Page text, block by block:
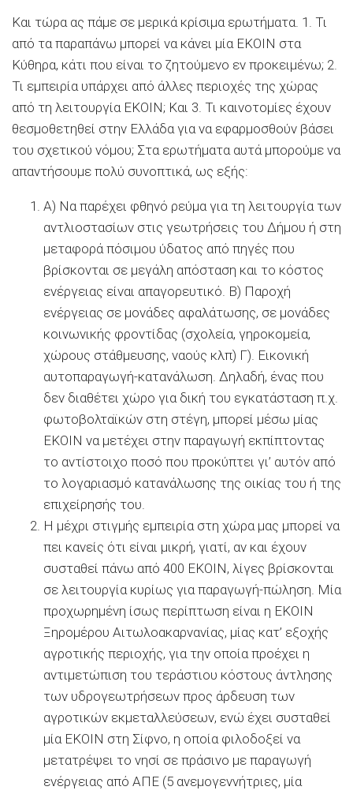
Και τώρα ας πάμε σε μερικά κρίσιμα ερωτήματα. 1. Τι
από τα παραπάνω μπορεί να κάνει μία ΕΚΟΙΝ στα
Κύθηρα, κάτι που είναι το ζητούμενο εν προκειμένω; 2.
Τι εμπειρία υπάρχει από άλλες περιοχές της χώρας
από τη λειτουργία ΕΚΟΙΝ; Και 3. Τι καινοτομίες έχουν
θεσμοθετηθεί στην Ελλάδα για να εφαρμοσθούν βάσει
του σχετικού νόμου; Στα ερωτήματα αυτά μπορούμε να
απαντήσουμε πολύ συνοπτικά, ως εξής:
Α) Να παρέχει φθηνό ρεύμα για τη λειτουργία των
αντλιοστασίων στις γεωτρήσεις του Δήμου ή στη
μεταφορά πόσιμου ύδατος από πηγές που
βρίσκονται σε μεγάλη απόσταση και το κόστος
ενέργειας είναι απαγορευτικό. Β) Παροχή
ενέργειας σε μονάδες αφαλάτωσης, σε μονάδες
κοινωνικής φροντίδας (σχολεία, γηροκομεία,
χώρους στάθμευσης, ναούς κλπ) Γ). Εικονική
αυτοπαραγωγή-κατανάλωση. Δηλαδή, ένας που
δεν διαθέτει χώρο για δική του εγκατάσταση π.χ.
φωτοβολταϊκών στη στέγη, μπορεί μέσω μίας
ΕΚΟΙΝ να μετέχει στην παραγωγή εκπίπτοντας
το αντίστοιχο ποσό που προκύπτει γι’ αυτόν από
το λογαριασμό κατανάλωσης της οικίας του ή της
επιχείρησής του.
Η μέχρι στιγμής εμπειρία στη χώρα μας μπορεί να
πει κανείς ότι είναι μικρή, γιατί, αν και έχουν
συσταθεί πάνω από 400 ΕΚΟΙΝ, λίγες βρίσκονται
σε λειτουργία κυρίως για παραγωγή-πώληση. Μία
προχωρημένη ίσως περίπτωση είναι η ΕΚΟΙΝ
Ξηρομέρου Αιτωλοακαρνανίας, μίας κατ’ εξοχής
αγροτικής περιοχής, για την οποία προέχει η
αντιμετώπιση του τεράστιου κόστους άντλησης
των υδρογεωτρήσεων προς άρδευση των
αγροτικών εκμεταλλεύσεων, ενώ έχει συσταθεί
μία ΕΚΟΙΝ στη Σίφνο, η οποία φιλοδοξεί να
μετατρέψει το νησί σε πράσινο με παραγωγή
ενέργειας από ΑΠΕ (5 ανεμογεννήτριες, μία